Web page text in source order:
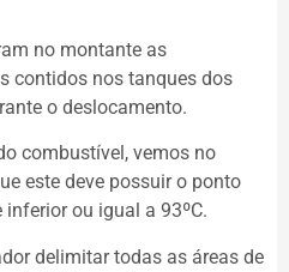
no montante as
contidos nos tanques dos
o deslocamento.
combustível, vemos no
este deve possuir o ponto
ou igual a 93ºC.
delimitar todas as áreas de